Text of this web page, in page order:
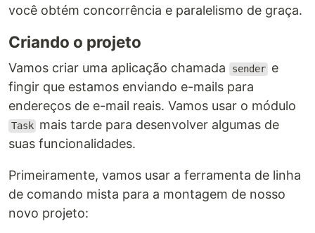
você obtém concorrência e paralelismo de graça.
Criando o projeto
Vamos criar uma aplicação chamada sender e
fingir que estamos enviando e-mails para
endereços de e-mail reais. Vamos usar o módulo
Task mais tarde para desenvolver algumas de
suas funcionalidades.
Primeiramente, vamos usar a ferramenta de linha
de comando mista para a montagem de nosso
novo projeto: